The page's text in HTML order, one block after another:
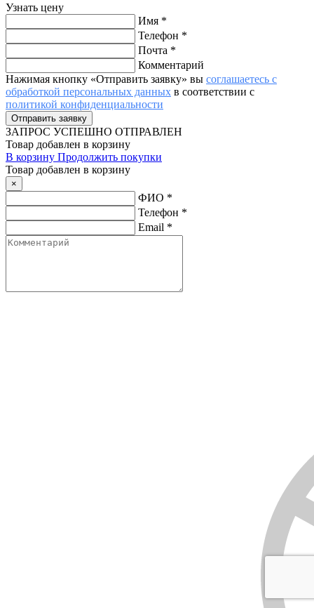
Узнать цену
Имя *
Телефон *
Почта *
Комментарий
Нажимая кнопку «Отправить заявку» вы соглашаетесь с
обработкой персональных данных в соответствии с
политикой конфиденциальности
ЗАПРОС УСПЕШНО ОТПРАВЛЕН
Товар добавлен в корзину
В корзину Продолжить покупки
Товар добавлен в корзину
×
ФИО *
Телефон *
Email *